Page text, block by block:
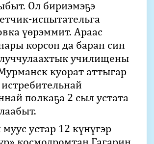
Ол бириэмэҕэ
испытательга
үөрэммит. Араас
көрсөн да баран син
училищены
куорат аттыгар
полкаҕа 2 сыл устата
устар 12 күнүгэр